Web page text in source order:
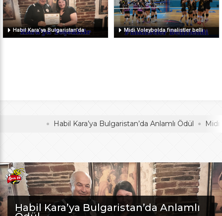
Habil Kara’ya Bulgaristan’da Midi Voleybolda finalistler belli
Habil Kara’ya Bulgaristan’da Anlamlı Ödül Midi
Habil Kara’ya Bulgaristan’da Anlamlı